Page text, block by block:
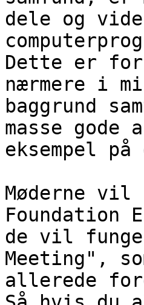
dele og
Dette er
nærmere i
baggrund
masse
eksempel
Møderne
Foundation
de vil
Meeting",
allerede